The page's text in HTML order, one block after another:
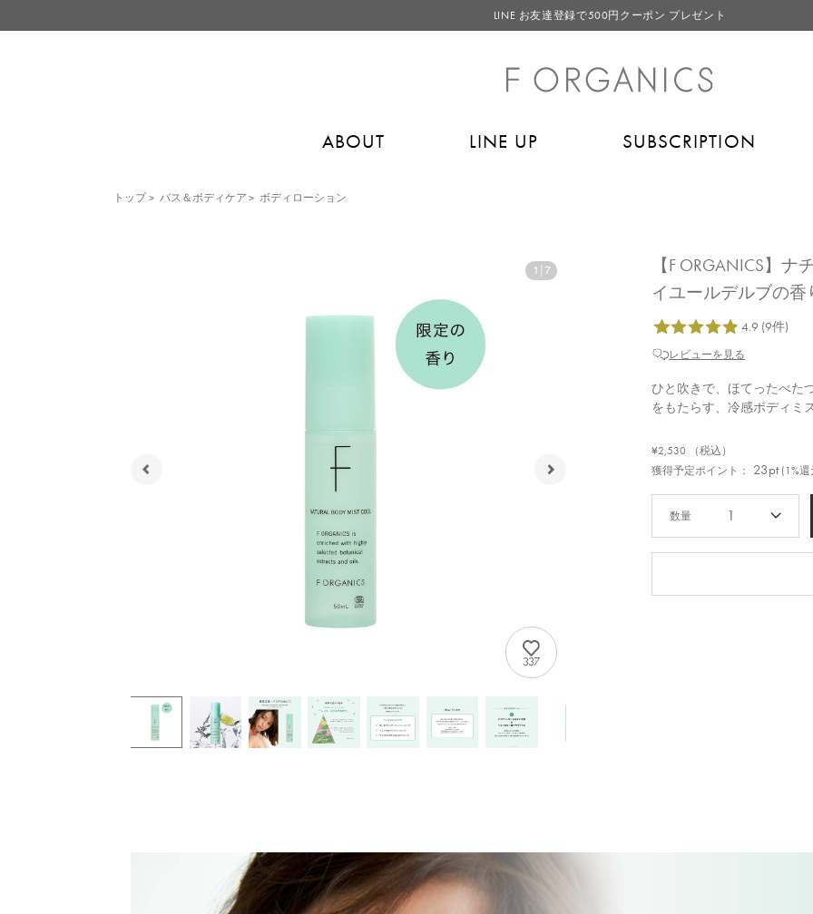
【重要】F ORGANICS Websiteの統合に関するお知らせ
毎月お得にポイントが貯まる！ “月のポイントアップデー”
ABOUT LINE UP SUBSCRIPTION
トップ > バス＆ボディケア > ボディローション
1 7
337
【F ORGANICS】
イユールデルブの香
レビューを見る
ひと吹きで、ほてったべた
をもたらす、冷感ボディミ
¥2,530 （税込）
獲得予定ポイント：
23pt (1%
1